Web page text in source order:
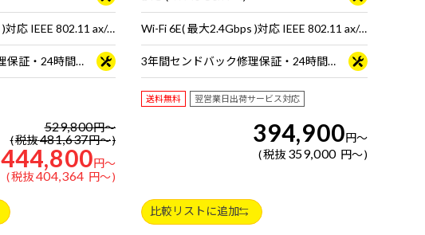
Wi-Fi 6E( 最大2.4Gbps )対応 IEEE 802.11 ax/ac/a/b/g/n準拠 ＋ Bluetooth 5内蔵
3年間センドバック修理保証・24時間×365日電話サポート
529,800円～
税抜481,637円～
444,800円～
税抜 404,364 円～
Wi-Fi 6E( 最大2.4Gbps )対応 IEEE 802.11 ax/ac/a/b/g/n準拠 ＋ Bluetooth 5内蔵
3年間センドバック修理保証・24時間×365日電話サポート
送料無料 翌営業日出荷サービス対応
394,900円～
税抜 359,000 円～
比較リストに追加